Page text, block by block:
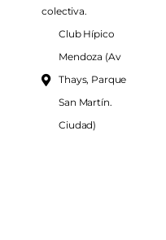
colectiva.
Club Hípico
Mendoza (Av
Thays, Parque
San Martín.
Ciudad)